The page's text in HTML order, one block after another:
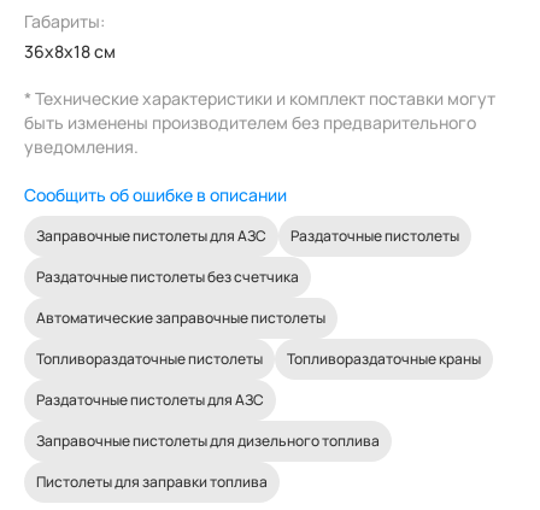
Габариты:
36x8x18 см
* Технические характеристики и комплект поставки могут
быть изменены производителем без предварительного
уведомления.
Сообщить об ошибке в описании
Заправочные пистолеты для АЗС
Раздаточные пистолеты
Раздаточные пистолеты без счетчика
Автоматические заправочные пистолеты
Топливораздаточные пистолеты
Топливораздаточные краны
Раздаточные пистолеты для АЗС
Заправочные пистолеты для дизельного топлива
Пистолеты для заправки топлива